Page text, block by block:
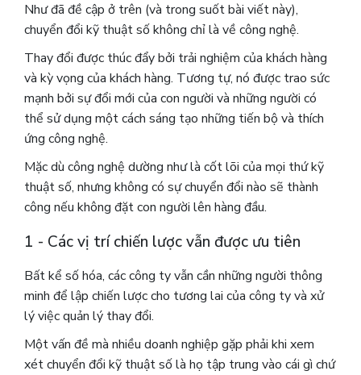
Như đã đề cập ở trên (và trong suốt bài viết này),
chuyển đổi kỹ thuật số không chỉ là về công nghệ.
Thay đổi được thúc đẩy bởi trải nghiệm của khách hàng
và kỳ vọng của khách hàng. Tương tự, nó được trao sức
mạnh bởi sự đổi mới của con người và những người có
thể sử dụng một cách sáng tạo những tiến bộ và thích
ứng công nghệ.
Mặc dù công nghệ dường như là cốt lõi của mọi thứ kỹ
thuật số, nhưng không có sự chuyển đổi nào sẽ thành
công nếu không đặt con người lên hàng đầu.
1 - Các vị trí chiến lược vẫn được ưu tiên
Bất kể số hóa, các công ty vẫn cần những người thông
minh để lập chiến lược cho tương lai của công ty và xử
lý việc quản lý thay đổi.
Một vấn đề mà nhiều doanh nghiệp gặp phải khi xem
xét chuyển đổi kỹ thuật số là họ tập trung vào cái gì chứ